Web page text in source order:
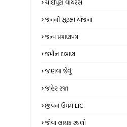
ચાંદીપુરા વાયરસ
જનની સુરક્ષા યોજના
જન્મ પ્રમાણપત્ર
જમીન દબાણ
જાણવા જેવું
જાહેર રજા
જીવન ઉમંગ LIC
જોવા લાયક સ્થળો